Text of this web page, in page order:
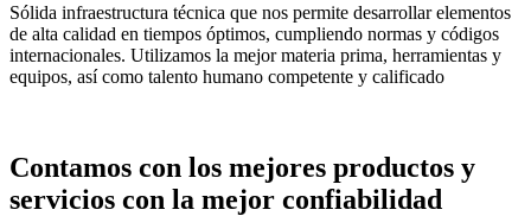
Sólida infraestructura técnica que nos permite desarrollar elementos
de alta calidad en tiempos óptimos, cumpliendo normas y códigos
internacionales. Utilizamos la mejor materia prima, herramientas y
equipos, así como talento humano competente y calificado
Contamos con los mejores productos y
servicios con la mejor confiabilidad